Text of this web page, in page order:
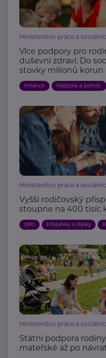
Ministerstvo práce a
Více podpory pro
duševní zdraví. Do
stovky milionů korun
Finance Podpora a pomoc
Ministerstvo práce a
Vyšší rodičovský
stoupne na 400 tisíc
Děti Příspěvky a dávky
Ministerstvo práce a
Státní podpora
mateřské až po